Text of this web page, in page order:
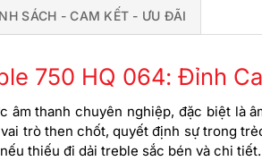
SÁCH - CAM KẾT - ƯU ĐÃI
750 HQ 064: Đỉnh
âm thanh chuyên nghiệp, đặc biệt là
trò then chốt, quyết định sự trong
thiếu đi dải treble sắc bén và chi